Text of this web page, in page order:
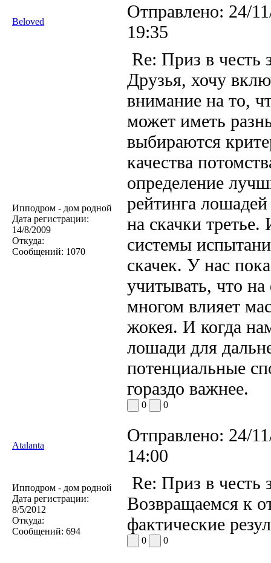
Beloved
Отправлено: 24/
19:35
Ипподром - дом родной
Дата регистрации:
14/8/2009
Откуда:
Сообщений: 1070
Re: Приз в честь
Друзья, хочу
внимание на то,
может иметь
выбираются
качества
определение
рейтинга
на скачки
системы
скачек. У нас
учитывать, что
многом влияет
жокея. И когда
лошади для
потенциальные
гораздо важнее.
0 0
Atalanta
Отправлено: 24/
14:00
Ипподром - дом родной
Дата регистрации:
8/5/2012
Откуда:
Сообщений: 694
Re: Приз в честь
Возвращаемся к
фактические
0 0